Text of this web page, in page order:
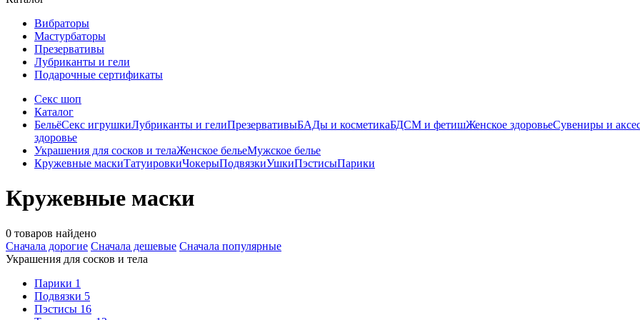
Вибраторы
Мастурбаторы
Презервативы
Лубриканты и гели
Подарочные сертификаты
Секс шоп
Каталог
БельёСекс игрушкиЛубриканты и гелиПрезервативыБАДы и косметикаБДСМ и фетишЖенское здоровьеСувениры и
здоровье
Украшения для сосков и телаЖенское бельеМужское белье
Кружевные маскиТатуировкиЧокерыПодвязкиУшкиПэстисыПарики
Кружевные маски
0 товаров найдено
Сначала дорогие Сначала дешевые Сначала популярные
Украшения для сосков и тела
Парики 1
Подвязки 5
Пэстисы 16